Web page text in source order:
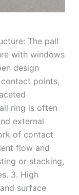
The pall
with windows
design
points,
ring is often
external
of contact
flow and
or stacking,
3. High
surface